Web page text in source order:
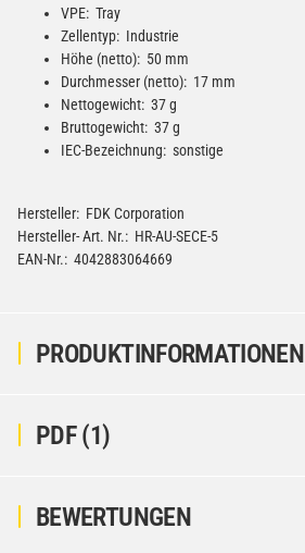
PRODUKTINFORMATIONEN
VPE: Tray
Zellentyp: Industrie
Höhe (netto): 50 mm
Durchmesser (netto): 17 mm
Nettogewicht: 37 g
Bruttogewicht: 37 g
IEC-Bezeichnung: sonstige
Hersteller: FDK Corporation
Hersteller- Art. Nr.: HR-AU-SECE-5
EAN-Nr.: 4042883064669
PDF (1)
BEWERTUNGEN